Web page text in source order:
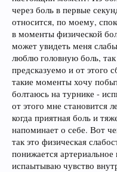
через боль в первые
относится, по моему,
в моменты физической
может увидеть меня
люблю головную боль, так
предсказуемо и от этого
такие моменты хочу
болтаюсь на турнике -
от этого мне становится
когда приятная боль и
напоминает о себе. Вот
так это физическая
понижается
испаытываю чувство